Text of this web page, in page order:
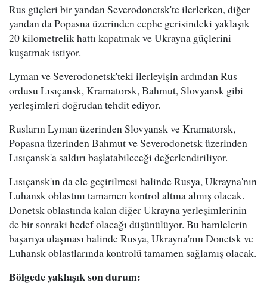
Rus güçleri bir yandan Severodonetsk'te ilerlerken, diğer
yandan da Popasna üzerinden cephe gerisindeki yaklaşık
20 kilometrelik hattı kapatmak ve Ukrayna güçlerini
kuşatmak istiyor.
Lyman ve Severodonetsk'teki ilerleyişin ardından Rus
ordusu Lısıçansk, Kramatorsk, Bahmut, Slovyansk gibi
yerleşimleri doğrudan tehdit ediyor.
Rusların Lyman üzerinden Slovyansk ve Kramatorsk,
Popasna üzerinden Bahmut ve Severodonetsk üzerinden
Lısıçansk'a saldırı başlatabileceği değerlendiriliyor.
Lısıçansk'ın da ele geçirilmesi halinde Rusya, Ukrayna'nın
Luhansk oblastını tamamen kontrol altına almış olacak.
Donetsk oblastında kalan diğer Ukrayna yerleşimlerinin
de bir sonraki hedef olacağı düşünülüyor. Bu hamlelerin
başarıya ulaşması halinde Rusya, Ukrayna'nın Donetsk ve
Luhansk oblastlarında kontrolü tamamen sağlamış olacak.
Bölgede yaklaşık son durum: